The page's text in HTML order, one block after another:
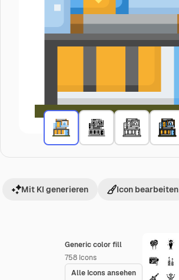
Generic color fill
758 Icons
Alle Icons ansehen
Mit KI generieren Icon bearbeiten